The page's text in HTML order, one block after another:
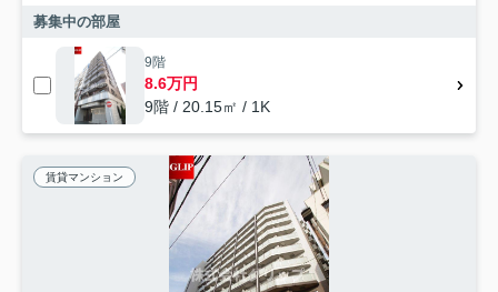
募集中の部屋
9階
8.6万円
9階 / 20.15㎡ / 1K
賃貸マンション